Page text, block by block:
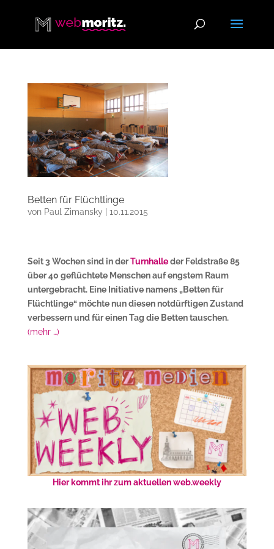
Betten für Flüchtlinge
von Paul Zimansky 10.11.2015
Seit 3 Wochen sind in derTurnhalleder Feldstraße 85
über 40 geflüchtete Menschen auf engstem Raum
untergebracht. Eine Initiative namens „Betten für
Flüchtlinge“ möchte nun diesen notdürftigen Zustand
verbessern und für einen Tag die Betten tauschen.
(mehr …)
Hier kommt ihr zum aktuellen web.weekly